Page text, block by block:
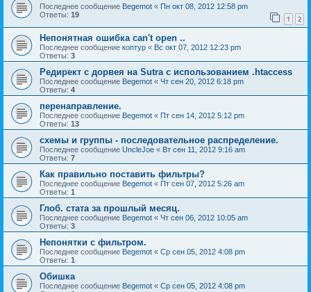
Последнее сообщение Begemot « Пн окт 08, 2012 12:58 pm
Ответы: 19 1 2
Непонятная ошибка can't open ..
Последнее сообщение коптур « Вс окт 07, 2012 12:23 pm
Ответы: 3
Редирект с дорвея на Sutra с использованием .htaccess
Последнее сообщение Begemot « Чт сен 20, 2012 6:18 pm
Ответы: 4
перенаправление.
Последнее сообщение Begemot « Пт сен 14, 2012 5:12 pm
Ответы: 13
схемы и группы - последовательное распределение.
Последнее сообщение UncleJoe « Вт сен 11, 2012 9:16 am
Ответы: 7
Как правильно поставить фильтры?
Последнее сообщение Begemot « Пт сен 07, 2012 5:26 am
Ответы: 1
Глоб. стата за прошлый месяц.
Последнее сообщение Begemot « Чт сен 06, 2012 10:05 am
Ответы: 3
Непонятки с фильтром.
Последнее сообщение Begemot « Ср сен 05, 2012 4:08 pm
Ответы: 1
Обишка
Последнее сообщение Begemot « Ср сен 05, 2012 4:08 pm